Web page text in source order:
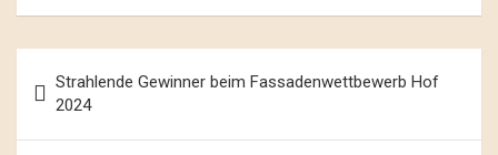
Navigation
Strahlende Gewinner beim Fassadenwettbewerb Hof
2024